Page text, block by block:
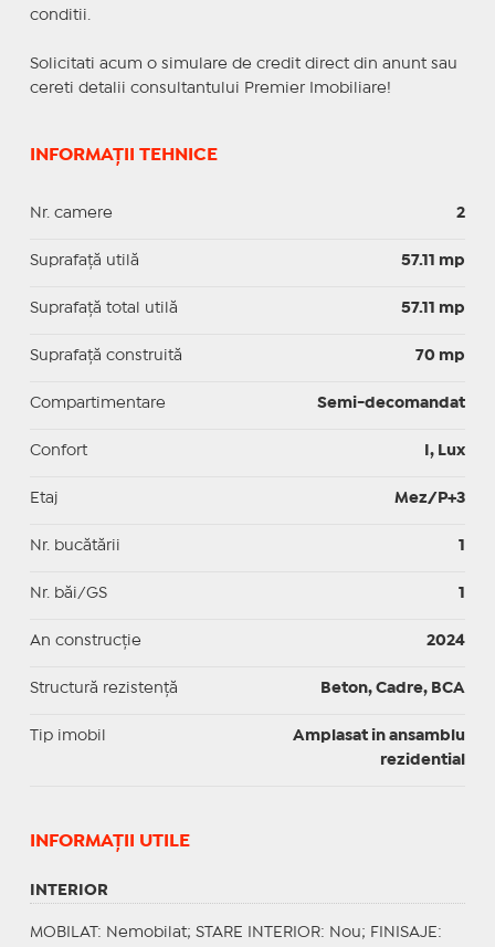
conditii.
Solicitati acum o simulare de credit direct din anunt sau
cereti detalii consultantului Premier Imobiliare!
INFORMAȚII TEHNICE
Nr. camere 2
Suprafaţă utilă 57.11 mp
Suprafaţă total utilă 57.11 mp
Suprafaţă construită 70 mp
Compartimentare Semi-decomandat
Confort I, Lux
Etaj Mez/P+3
Nr. bucătării 1
Nr. băi/GS 1
An construcție 2024
Structură rezistență Beton, Cadre, BCA
Tip imobil
Amplasat in ansamblu
rezidential
INFORMAŢII UTILE
INTERIOR
MOBILAT : Nemobilat; STARE INTERIOR: Nou; FINISAJE :